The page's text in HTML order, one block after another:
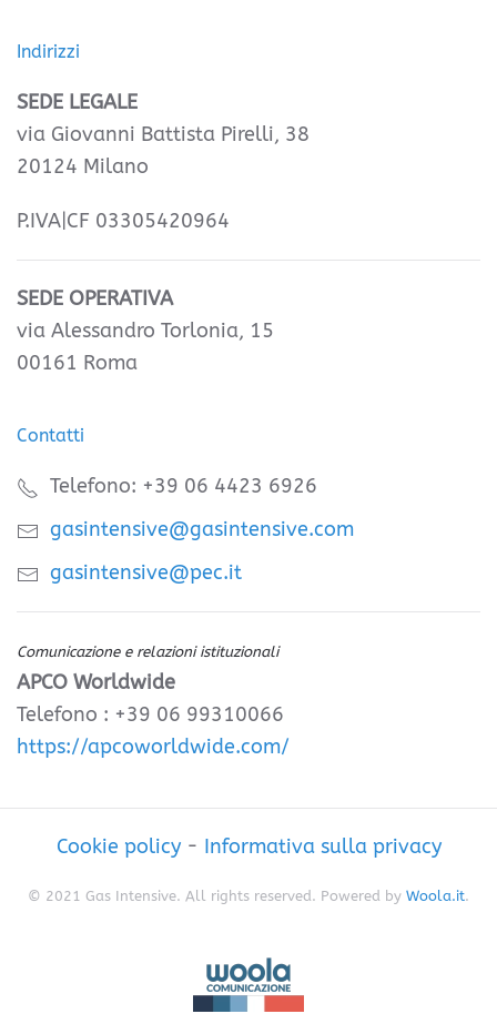
Indirizzi
SEDE LEGALE
via Giovanni Battista Pirelli, 38
20124 Milano
P.IVA|CF 03305420964
SEDE OPERATIVA
via Alessandro Torlonia, 15
00161 Roma
Contatti
Telefono: +39 06 4423 6926
gasintensive@gasintensive.com
gasintensive@pec.it
Comunicazione e relazioni istituzionali
APCO Worldwide
Telefono : +39 06 99310066
https://apcoworldwide.com/
Cookie policy- Informativa sulla privacy
© 2021 Gas Intensive. All rights reserved. Powered by Woola.it.